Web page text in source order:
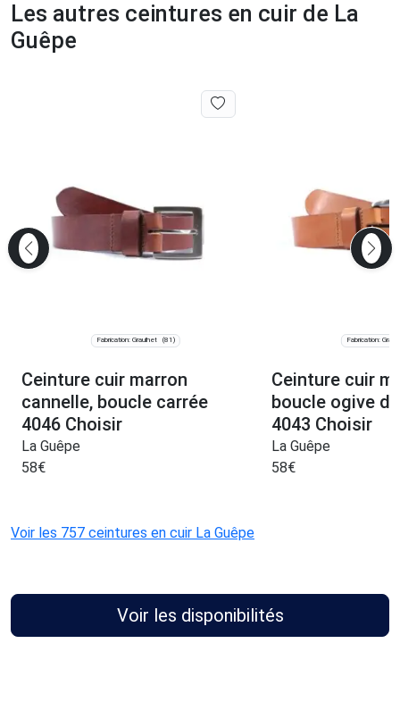
Les autres ceintures en cuir de La
Guêpe
Fabrication: Graulhet (81)
Ceinture cuir marron
cannelle, boucle carrée
4046 Choisir
La Guêpe
58€
Fabrication:
Ceinture cuir
boucle ogive
4043 Choisir
La Guêpe
58€
Voir les 757 ceintures en cuir La Guêpe
Voir les disponibilités